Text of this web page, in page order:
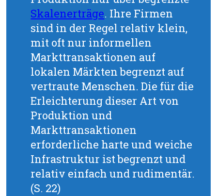
Skalenerträge. Ihre Firmen
sind in der Regel relativ klein,
mit oft nur informellen
Markttransaktionen auf
lokalen Märkten begrenzt auf
vertraute Menschen. Die für die
Erleichterung dieser Art von
Produktion und
Markttransaktionen
erforderliche harte und weiche
Infrastruktur ist begrenzt und
relativ einfach und rudimentär.
(S. 22)